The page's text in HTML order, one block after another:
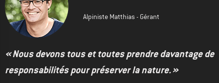
Alpiniste Matthias - Gérant
« Nous devons tous et toutes prendre davantage de
responsabilités pour préserver la nature. »